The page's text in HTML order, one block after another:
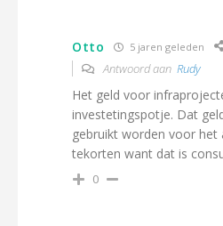
Otto 5 jaren geleden
Antwoord aan Rudy
Het geld voor
investetingspotje. Dat
gebruikt worden voor het
tekorten want dat is
0